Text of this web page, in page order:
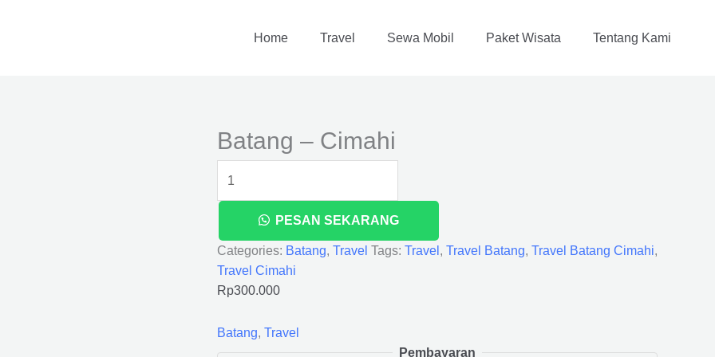
Home Travel Sewa Mobil Paket Wisata Tentang Kami
Batang – Cimahi
PESAN SEKARANG
Categories: Batang, Travel Tags: Travel , Travel Batang, Travel Batang Cimahi,
Travel Cimahi
Rp300.000
Batang, Travel
Pembayaran